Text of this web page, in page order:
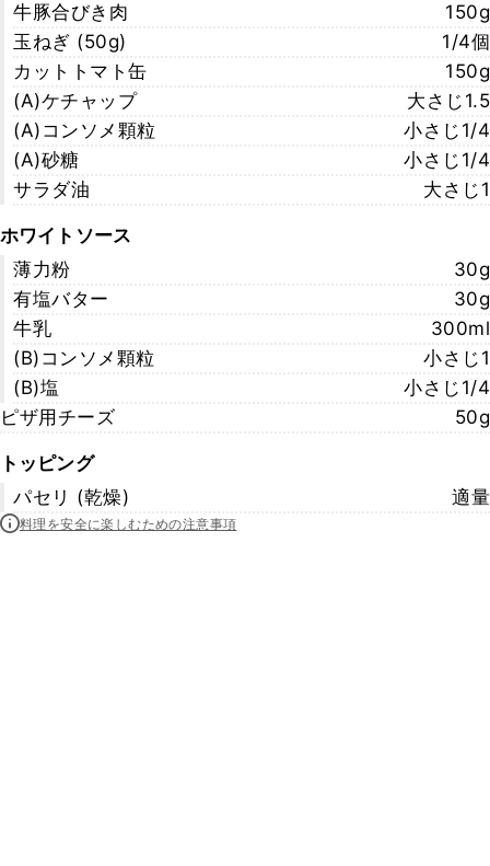
牛豚合びき肉
150g
玉ねぎ (50g)
1/4個
カットトマト缶
150g
(A)ケチャップ
大さじ1.5
(A)コンソメ顆粒
小さじ1/4
(A)砂糖
小さじ1/4
サラダ油
大さじ1
ホワイトソース
薄力粉
30g
有塩バター
30g
牛乳
300ml
(B)コンソメ顆粒
小さじ1
(B)塩
小さじ1/4
ピザ用チーズ
50g
トッピング
パセリ (乾燥)
適量
料理を安全に楽しむための注意事項